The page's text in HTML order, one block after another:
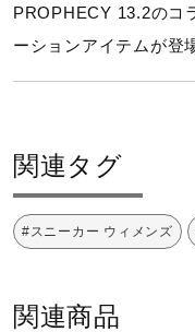
関連タグ
#スニーカー ウィメンズ
関連商品